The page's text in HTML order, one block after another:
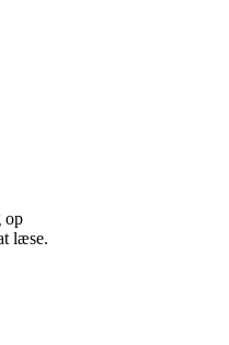
op
læse.